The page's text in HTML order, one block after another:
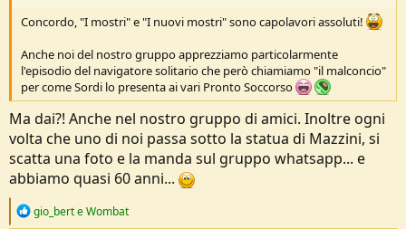
Concordo, "I mostri" e "I nuovi mostri" sono capolavori assoluti!
Anche noi del nostro gruppo apprezziamo particolarmente
l'episodio del navigatore solitario che però chiamiamo "il malconcio"
per come Sordi lo presenta ai vari Pronto Soccorso
Ma dai?! Anche nel nostro gruppo di amici. Inoltre ogni
volta che uno di noi passa sotto la statua di Mazzini, si
scatta una foto e la manda sul gruppo whatsapp... e
abbiamo quasi 60 anni...
R
gio_berteWombat